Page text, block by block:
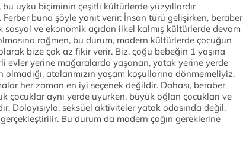
uyku biçiminin çeşitli kültürlerde yüzyıllardır
Ferber buna şöyle yanıt verir: İnsan türü gelişirken, beraber
sosyal ve ekonomik açıdan ilkel kalmış kültürlerde devam
rağmen, bu durum, modern kültürlerde çocuğun
bize çok az fikir verir. Biz, çoğu bebeğin 1 yaşına
evler yerine mağaralarda yaşanan, yatak yerine yerde
atalarımızın yaşam koşullarına dönmemeliyiz.
her zaman en iyi seçenek değildir. Dahası, beraber
çocuklar aynı yerde uyurken, büyük oğlan çocukları ve
Dolayısıyla, seksüel aktiviteler yatak odasında değil,
Bu durum da modern çağın gereklerine